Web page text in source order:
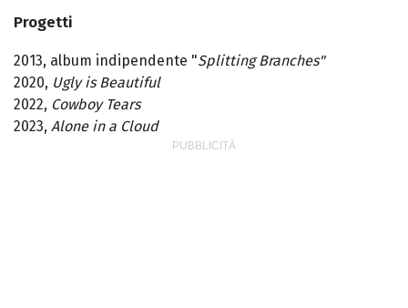
Progetti
2013, album indipendente "Splitting Branches"
2020, Ugly is Beautiful
2022, Cowboy Tears
2023, Alone in a Cloud